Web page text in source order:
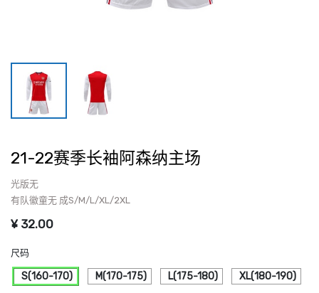
21-22赛季长袖阿森纳主场
光版无
有队徽童无 成S/M/L/XL/2XL
¥ 32.00
尺码
S(160-170) M(170-175) L(175-180) XL(180-190)